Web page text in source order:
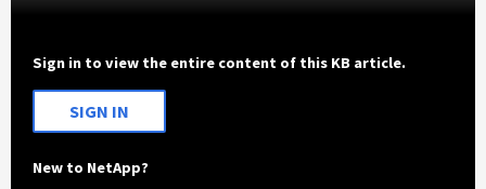
Sign in to view the entire content of this KB article.
SIGN IN
New to NetApp?